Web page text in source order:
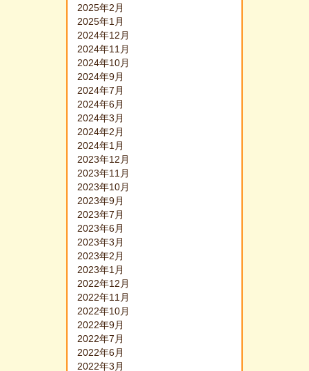
2025年2月
2025年1月
2024年12月
2024年11月
2024年10月
2024年9月
2024年7月
2024年6月
2024年3月
2024年2月
2024年1月
2023年12月
2023年11月
2023年10月
2023年9月
2023年7月
2023年6月
2023年3月
2023年2月
2023年1月
2022年12月
2022年11月
2022年10月
2022年9月
2022年7月
2022年6月
2022年3月